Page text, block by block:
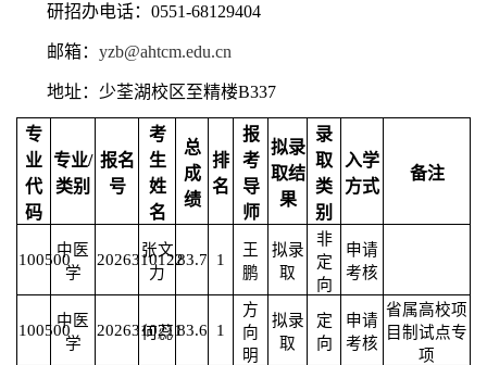
研招办电话：0551-68129404
邮箱： yzb@ahtcm.edu.cn
地址：少荃湖校区至精楼B337
专
业
代
码
专业/
类别
报名
号
考
生
姓
名
总
成
绩
排
名
报
考
导
师
拟录
取结
果
录
取
类
别
入学
方式
备注
100500
中医
学
2026310122
张文
力
83.7 1
王
鹏
拟录
取
非
定
向
申请
考核
100500
中医
学
2026310211
何蕊 83.6 1
方
向
明
拟录
取
定
向
申请
考核
省属高校项
目制试点专
项